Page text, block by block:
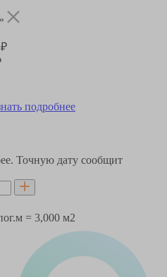
подробнее
Точную дату сообщит
= 3,000 м2